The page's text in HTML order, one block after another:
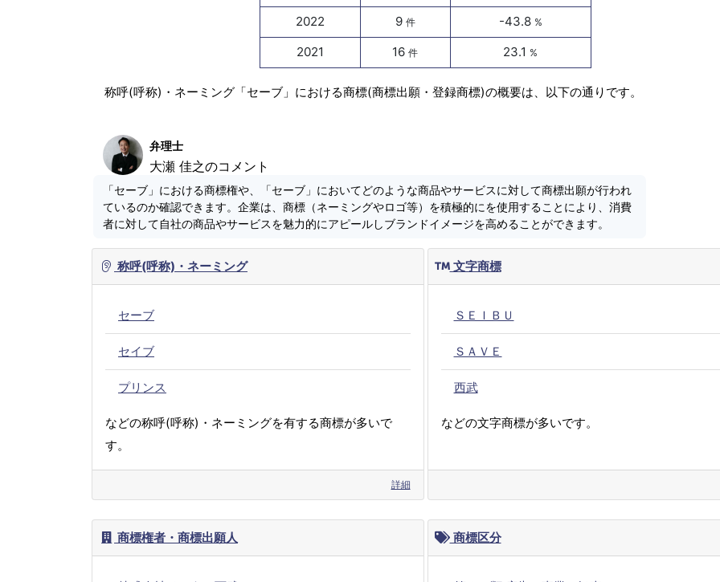
2022 9 件 -43.8 %
2021 16件 23.1 %
称呼(呼称)・ネーミング「セーブ」における商標(商標出願・登録商標)の概要は、以下の通りです。
弁理士
大瀬 佳之のコメント
「セーブ」における商標権や、「セーブ」においてどのような商品やサービスに対して商標出願が行われ
ているのか確認できます。企業は、商標（ネーミングやロゴ等）を積極的にを使用することにより、消費
者に対して自社の商品やサービスを魅力的にアピールしブランドイメージを高めることができます。
称呼(呼称)・ネーミング
セーブ
セイブ
プリンス
などの称呼(呼称)・ネーミングを有する商標が多いで
す。
詳細
文字商標
ＳＥＩＢＵ
ＳＡＶＥ
西武
などの文字商標が多いです。
商標権者・商標出願人 商標区分